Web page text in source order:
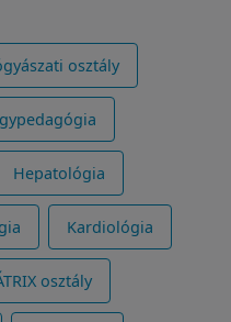
osztály
Hepatológia
Kardiológia
osztály